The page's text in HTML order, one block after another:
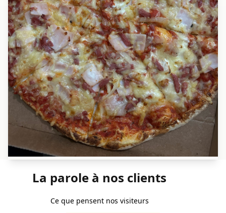
La parole à nos clients
Ce que pensent nos visiteurs